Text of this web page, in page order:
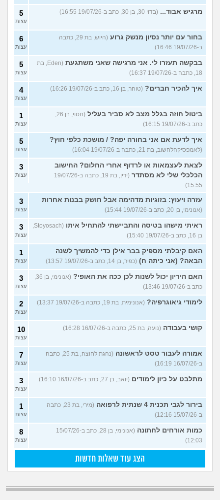
מרגיש אבוד... (בדוי 30, בן 30, כתב ב-19/07/26 16:55) 5
עצות
בחור עם יותר נסיון מנשק גרוע
(היוש, בת 29, כתבה
ב-19/07/26 16:46)
6
עצות
בבקשה תעזרו לי. אני מרגישה שאני משתגעת
(Eden, בת
18, כתבה ב-19/07/26 16:37)
5
עצות
איך להכיר חברים? (טוהר, בן 16, כתב ב-19/07/26 16:26) 4
עצות
ביטול חוזה בגלל מצב לא סביר בעליל
(חסוי, בן 26,
כתב ב-19/07/26 16:15)
1
עצות
איך לדעת אם אני בחורה יפה? / מושכת כלפי חוץ?
(לאמפסיקהלחשוב, בת 21, כתבה ב-19/07/26 16:04)
5
עצות
לצאת לעצמאות או לרדוף אחרי החלום? החישוב
הכלכלי שלי לא מסתדר
(ירין, בת 19, כתבה ב-19/07/26
15:55)
3
עצות
עזרה ויעוץ: בזוגיות מדהימה אבל חושק בבנות אחרות
(אנונימי, בן 20, כתב ב-19/07/26 15:44)
3
עצות
ראיתי מישהו בטיסה והתביישתי להתחיל איתו
(Stoyosach,
בן 16, כתב ב-19/07/26 15:40)
3
עצות
האם קיבלתי מספיק בבר אילן כדי להמשיך לשנה
הבאה? (אני כיתה ח) (כפיר, בן 14, כתב ב-19/07/26 13:57)
1
עצות
האם היריון יכול לשנות לכן ככה את האופי?
(אנונימי, בן 36,
כתב ב-19/07/26 13:46)
3
עצות
לימודי גיאוגרפיה? (אנונימית, בת 19, כתבה ב-19/07/26 13:37) 2
עצות
קושי בעבודה (נועה, בת 25, כתבה ב-16/07/26 16:28) 10
עצות
אמורה לעבור טסט לראשונה
(נהגת לחוצה, בת 25, כתבה
ב-16/07/26 16:19)
7
עצות
מתלבט על כיון לימודים (יואב, בן 27, כתב ב-16/07/26 16:10) 3
עצות
בירור לגבי תכנית 4 שנתית לרפואה
(מירי, בת 23, כתבה
ב-15/07/26 12:16)
1
עצות
כמות אורחים לחתונה
(אנונימי, בן 28, כתב ב-15/07/26
12:03)
8
עצות
הצג עוד שאלות חדשות